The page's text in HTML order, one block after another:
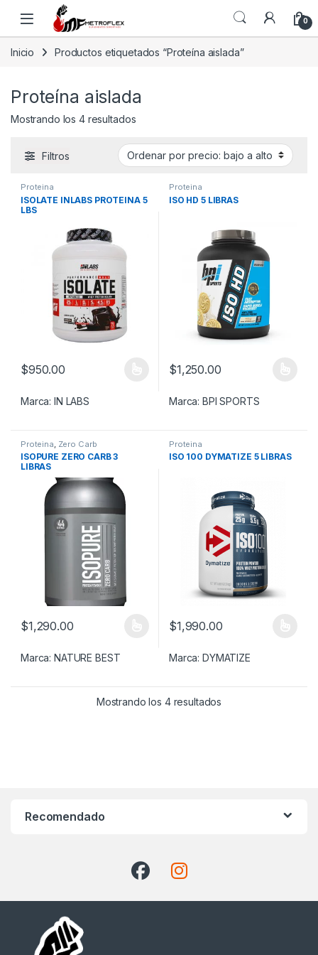
Saltar a la navegación
Saltar al contenido
0
Inicio Productos etiquetados “Proteína aislada”
Proteína aislada
Mostrando los 4 resultadosOrdenado por precio: bajo a alto
Filtros
Proteina
ISOLATE INLABS PROTEINA 5
LBS
$950.00
Este producto tiene múltiples variantes. Las opciones se
Marca:IN LABS
Proteina
ISO HD 5 LIBRAS
$1,250.00
Este producto tiene múltiples
Marca:BPI SPORTS
Proteina Zero Carb
ISOPURE ZERO CARB 3
LIBRAS
$1,290.00
Este producto tiene múltiples variantes. Las opciones se
Marca:NATURE BEST
Proteina
ISO 100 DYMATIZE 5 LIBRAS
$1,990.00
Este producto tiene múltiples
Marca:DYMATIZE
Mostrando los 4 resultados
Recomendado